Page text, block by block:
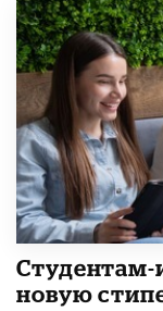
Студентам-
новую